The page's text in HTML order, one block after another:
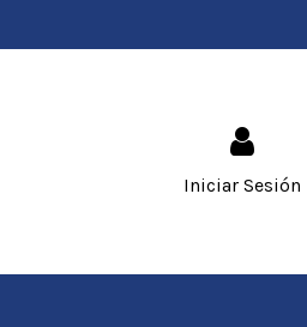
Iniciar Sesión